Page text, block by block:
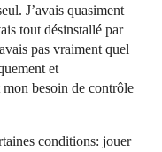
J’avais quasiment
tout désinstallé par
pas vraiment quel
et
besoin de contrôle
conditions: jouer